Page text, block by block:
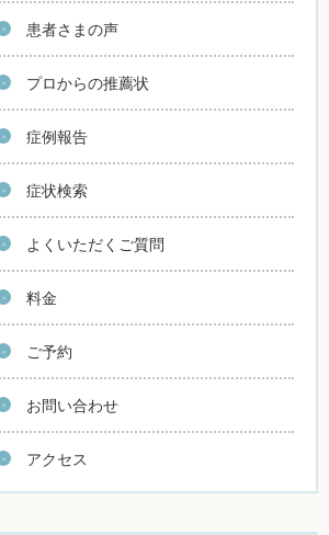
患者さまの声
プロからの推薦状
症例報告
症状検索
よくいただくご質問
料金
ご予約
お問い合わせ
アクセス